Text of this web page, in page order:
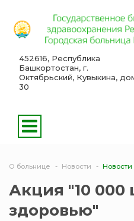
452616, Республика
Башкортостан, г.
Октябрьский, Кувыкина,
30
О больнице Новости Новости
Акция "10 000
здоровью"